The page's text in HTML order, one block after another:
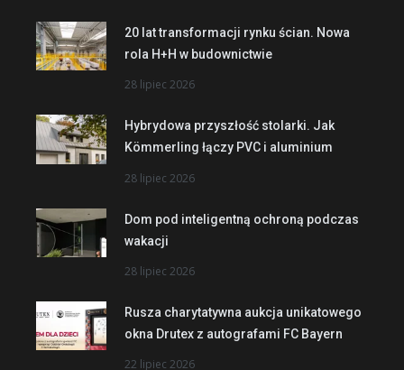
20 lat transformacji rynku ścian. Nowa
rola H+H w budownictwie
28 lipiec 2026
Hybrydowa przyszłość stolarki. Jak
Kömmerling łączy PVC i aluminium
28 lipiec 2026
Dom pod inteligentną ochroną podczas
wakacji
28 lipiec 2026
Rusza charytatywna aukcja unikatowego
okna Drutex z autografami FC Bayern
22 lipiec 2026